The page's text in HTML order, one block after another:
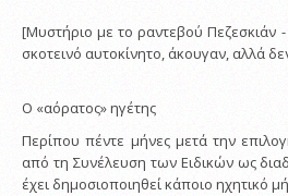
[Μυστήριο με το ραντεβού Πεζεσκιάν
σκοτεινό αυτοκίνητο, άκουγαν, αλλά
Ο «αόρατος» ηγέτης
Περίπου πέντε μήνες μετά την
από τη Συνέλευση των Ειδικών ως
έχει δημοσιοποιηθεί κάποιο ηχητικό